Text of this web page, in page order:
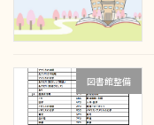
図書館整備